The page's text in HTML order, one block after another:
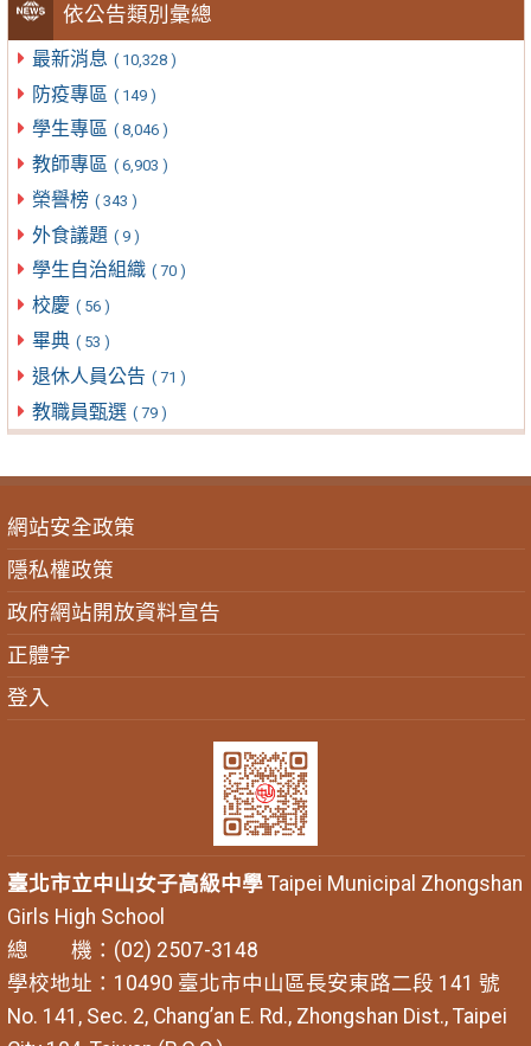
依公告類別彙總
最新消息 ( 10,328 )
防疫專區 ( 149 )
學生專區 ( 8,046 )
教師專區 ( 6,903 )
榮譽榜 ( 343 )
外食議題 ( 9 )
學生自治組織 ( 70 )
校慶 ( 56 )
畢典 ( 53 )
退休人員公告 ( 71 )
教職員甄選 ( 79 )
網站安全政策
隱私權政策
政府網站開放資料宣告
正體字
登入
臺北市立中山女子高級中學Taipei Municipal Zhongshan
Girls High School
總 機：(02) 2507-3148
學校地址：10490 臺北市中山區長安東路二段 141 號
No. 141, Sec. 2, Chang’an E. Rd., Zhongshan Dist., Taipei